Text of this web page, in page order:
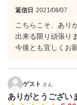
返信日 2021/08/07
こちらこそ、あり
出来る限り頑張り
今後とも宜しくお
ゲスト さん
ありがとうござい